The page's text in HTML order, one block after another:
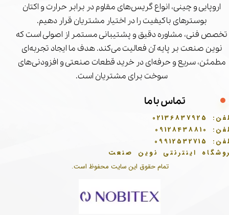
تمام حقوق این سایت محفوظ است.
اروپایی و چینی، انواع گریس‌های مقاوم در برابر حرارت و اکتان
بوسترهای باکیفیت را در اختیار مشتریان قرار دهیم.
تخصص فنی، مشاوره دقیق و پشتیبانی مستمر از اصولی است که
نوین صنعت بر پایه آن فعالیت می‌کند. هدف ما ایجاد تجربه‌ای
مطمئن، سریع و حرفه‌ای در خرید قطعات صنعتی و افزودنی‌های
سوخت برای مشتریان است.
تماس با ما
02136837925
09128438810
09912532715
اینترنتی نوین صنعت